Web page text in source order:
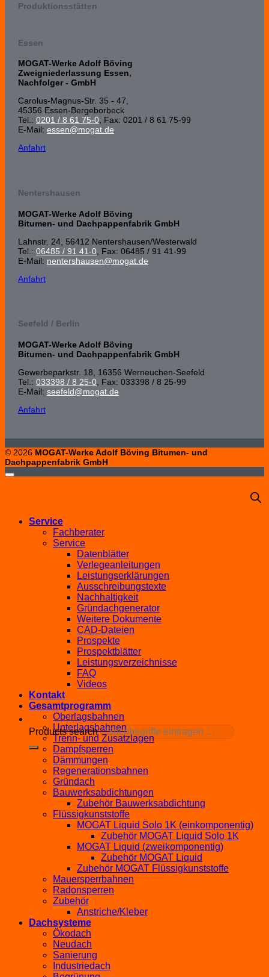
Produktionsstätten
Essen
MOGAT-Werke Adolf Böving
Zweigniederlassung Essen,
Nachfolger - GmbH
Carolus-Magnus-Str. 35 - 47,
45356 Essen-Bergeborbeck
Tel.: 0201 / 8 61 75-0, Fax: 0201 / 8 61 75-99
E-Mail: essen@mogat.de
Anfahrt
Nentershausen
MOGAT-Werke Adolf Böving
Bitumen- und Dachpappenfabrik GmbH
Lahnstr. 24, 56412 Nenters­hausen/Wester­wald
Tel.: 06485 / 91 41-0 , Fax: 06485 / 91 41-99
E-Mail: nentershausen@mogat.de
Anfahrt
Seefeld / Berlin
MOGAT-Werke Adolf Böving
Bitumen- und Dachpappenfabrik GmbH
Gewerbeparkstr. 18, 16356 Werneuchen-Seefeld
Tel.: 033398 / 8 25-0 , Fax: 033398 / 8 25-99
E-Mail: seefeld@mogat.de
Anfahrt
© 2026 MOGAT-Werke Adolf Böving Bitumen- und
Dachpappenfabrik GmbH
Products search
Service
Fachberater
Service
Datenblätter
Verlegeanleitungen
Leistungserklärungen
Ausschreibungstexte
Nachhaltigkeit
Gründachgenerator
Weitere Dokumente
CAD-Dateien
Prospekte
Prospektblätter
Leistungsverzeichnisse
FAQ
Videos
Kontakt
Gesamtprogramm
Oberlagsbahnen
Unterlagsbahnen
Trenn- und Zusatzlagen
Dampfsperren
Dämmungen
Regenerationsbahnen
Gründach
Bauwerksabdichtungen
Zubehör Bauwerksabdichtung
Flüssigkunststoffe
MOGAT Liquid Solo 1K (einkomponentig)
Zubehör MOGAT Liquid Solo 1K
MOGAT Liquid (zweikomponentig)
Zubehör MOGAT Liquid
Zubehör MOGAT Flüssigkunststoffe
Mauersperrbahnen
Radonsperren
Zubehör
Anstriche/Kleber
Dachsysteme
Ökodach
Neudach
Sanierung
Industriedach